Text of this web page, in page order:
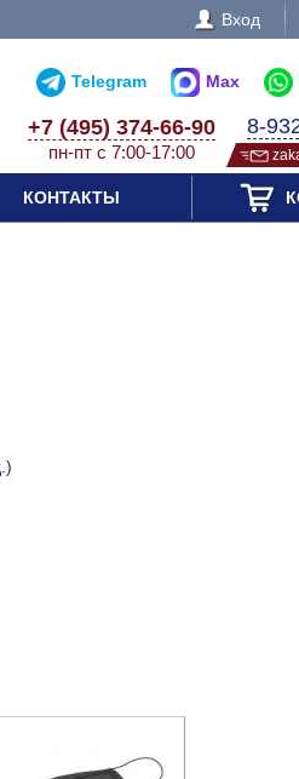
Вход
Telegram Max
+7 (495) 374-66-90
пн-пт с 7:00-17:00
8-
КОНТАКТЫ